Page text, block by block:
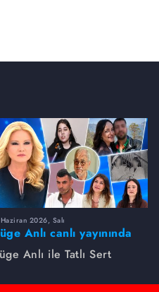
2026, Salı
Anlı canlı yayınında
çeken gelişmeler
Kayıp,
Anlı ile Tatlı Sert